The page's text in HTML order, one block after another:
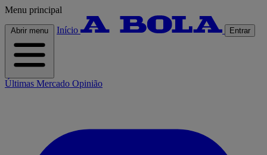
Menu principal
Abrir menu Início Entrar
Últimas Mercado Opinião